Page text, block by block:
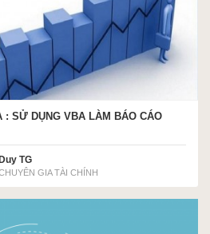
: SỬ DỤNG VBA LÀM BÁO CÁO
TG
GIA TÀI CHÍNH